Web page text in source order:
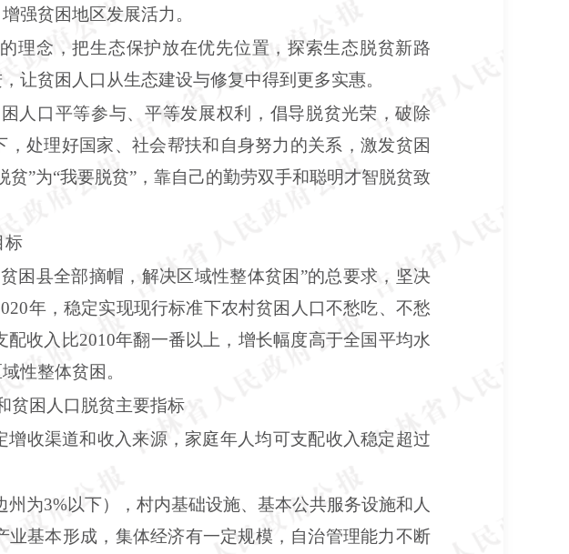
强贫困地区发展活力。
理念，把生态保护放在优先位置，探索生态脱贫新路
让贫困人口从生态建设与修复中得到更多实惠。
人口平等参与、平等发展权利，倡导脱贫光荣，破除
处理好国家、社会帮扶和自身努力的关系，激发贫困
”为“我要脱贫”，靠自己的勤劳双手和聪明才智脱贫致
困县全部摘帽，解决区域性整体贫困”的总要求，坚决
年，稳定实现现行标准下农村贫困人口不愁吃、不愁
收入比2010年翻一番以上，增长幅度高于全国平均水
性整体贫困。
贫困人口脱贫主要指标
收渠道和收入来源，家庭年人均可支配收入稳定超过
为3%以下），村内基础设施、基本公共服务设施和人
基本形成，集体经济有一定规模，自治管理能力不断